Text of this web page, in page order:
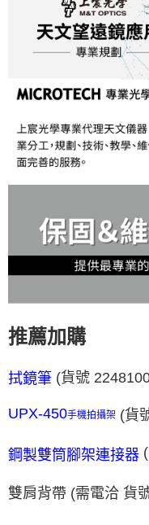
推薦加購
拭鏡筆 (貨號
UPX-450手機拍攝架 (貨
鋼製雙筒腳架連接器
雙肩背帶 (需電洽 貨